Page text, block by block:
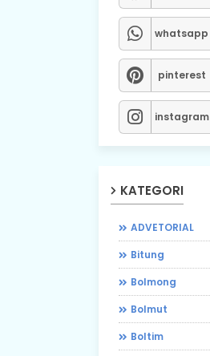
whatsapp
pinterest
instagram
KATEGORI
ADVETORIAL
Bitung
Bolmong
Bolmut
Boltim